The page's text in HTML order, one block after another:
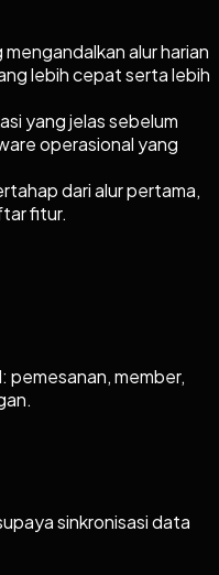
alur harian
lebih cepat serta lebih
yang jelas sebelum
operasional yang
dari alur pertama,
fitur.
pemesanan, member,
sinkronisasi data